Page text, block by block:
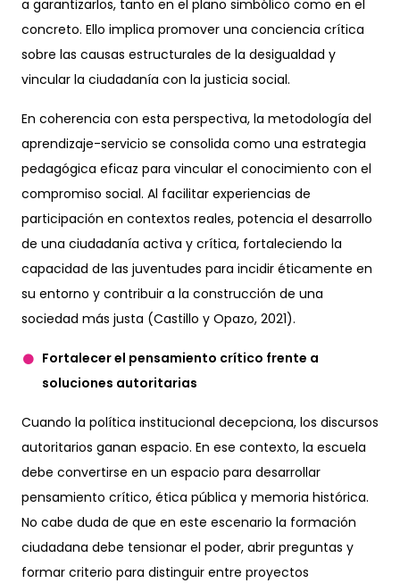
a garantizarlos, tanto en el plano simbólico como en el
concreto. Ello implica promover una conciencia crítica
sobre las causas estructurales de la desigualdad y
vincular la ciudadanía con la justicia social.
En coherencia con esta perspectiva, la metodología del
aprendizaje-servicio se consolida como una estrategia
pedagógica eficaz para vincular el conocimiento con el
compromiso social. Al facilitar experiencias de
participación en contextos reales, potencia el desarrollo
de una ciudadanía activa y crítica, fortaleciendo la
capacidad de las juventudes para incidir éticamente en
su entorno y contribuir a la construcción de una
sociedad más justa (Castillo y Opazo, 2021).
Fortalecer el pensamiento crítico frente a
soluciones autoritarias
Cuando la política institucional decepciona, los discursos
autoritarios ganan espacio. En ese contexto, la escuela
debe convertirse en un espacio para desarrollar
pensamiento crítico, ética pública y memoria histórica.
No cabe duda de que en este escenario la formación
ciudadana debe tensionar el poder, abrir preguntas y
formar criterio para distinguir entre proyectos